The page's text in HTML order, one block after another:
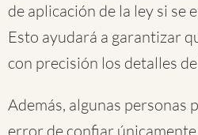
de aplicación de la ley si se
Esto ayudará a garantizar
con precisión los detalles
Además, algunas personas
error de confiar